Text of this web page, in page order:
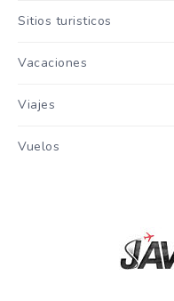
Sitios turisticos
Vacaciones
Viajes
Vuelos